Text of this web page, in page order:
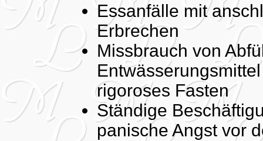
Essanfälle mit
Erbrechen
Missbrauch von
rigoroses Fasten
Ständige
panische Angst vor